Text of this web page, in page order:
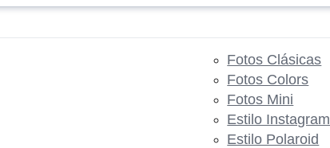
Fotos Clásicas
Fotos Colors
Fotos Mini
Estilo Instagram
Estilo Polaroid